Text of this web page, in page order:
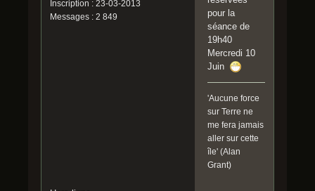
Inscription : 23-03-2013
Messages : 2 849
pour la
séance de
19h40
Mercredi 10
Juin
'Aucune force
sur Terre ne
me fera jamais
aller sur cette
île' (Alan
Grant)